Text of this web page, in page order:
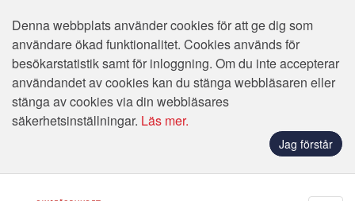
Denna webbplats använder cookies för att ge dig som
användare ökad funktionalitet. Cookies används för
besökarstatistik samt för inloggning. Om du inte accepterar
användandet av cookies kan du stänga webbläsaren eller
stänga av cookies via din webbläsares
säkerhetsinställningar. Läs mer.
Jag förstår